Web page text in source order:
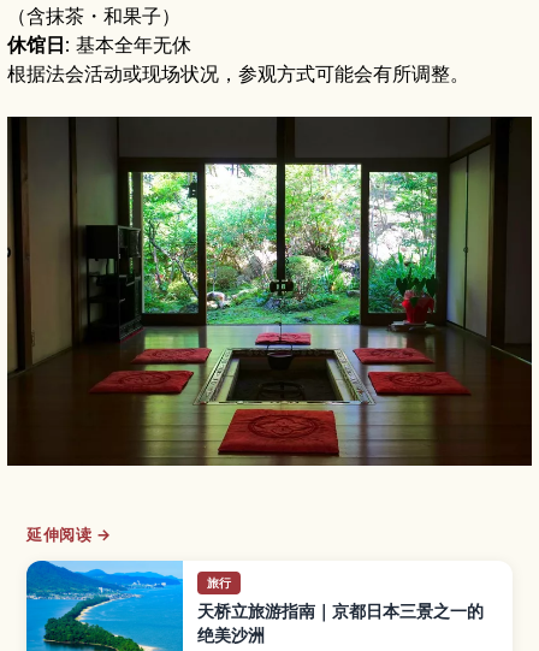
（含抹茶・和果子）
休馆日: 基本全年无休
根据法会活动或现场状况，参观方式可能会有所调整。
延伸阅读 →
旅行
天桥立旅游指南｜京都日本三景之一的
绝美沙洲